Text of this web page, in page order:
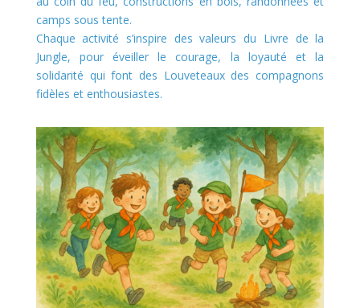
camps sous tente.
Chaque activité s’inspire des valeurs du Livre de la
Jungle, pour éveiller le courage, la loyauté et la
solidarité qui font des Louveteaux des compagnons
fidèles et enthousiastes.